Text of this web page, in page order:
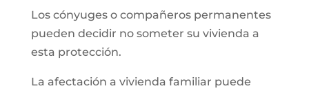
Los cónyuges o compañeros permanentes
pueden decidir no someter su vivienda a
esta protección.
La afectación a vivienda familiar puede